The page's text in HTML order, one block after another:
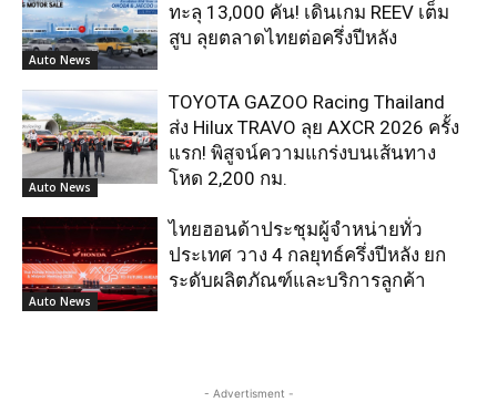
Auto News
ทะลุ 13,000 คัน! เดินเกม REEV เต็ม
สูบ ลุยตลาดไทยต่อครึ่งปีหลัง
Auto News
TOYOTA GAZOO Racing Thailand
ส่ง Hilux TRAVO ลุย AXCR 2026 ครั้ง
แรก! พิสูจน์ความแกร่งบนเส้นทาง
โหด 2,200 กม.
Auto News
ไทยฮอนด้าประชุมผู้จำหน่ายทั่ว
ประเทศ วาง 4 กลยุทธ์ครึ่งปีหลัง ยก
ระดับผลิตภัณฑ์และบริการลูกค้า
- Advertisment -